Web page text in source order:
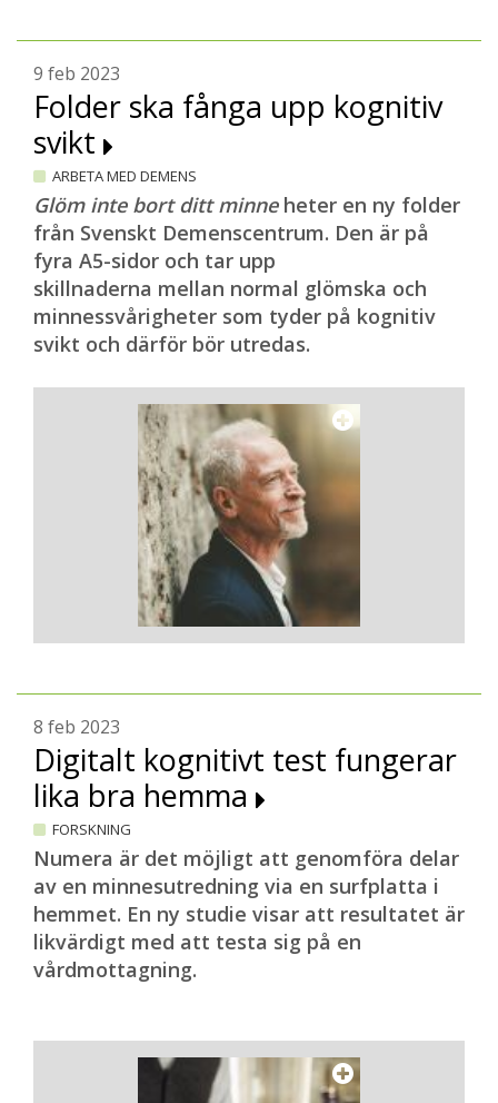
9 feb 2023
Folder ska fånga upp kognitiv
svikt
ARBETA MED DEMENS
Glöm inte bort ditt minneheter en ny folder
från Svenskt Demenscentrum. Den är på
fyra A5-sidor och tar upp
skillnaderna mellan normal glömska och
minnessvårigheter som tyder på kognitiv
svikt och därför bör utredas.
8 feb 2023
Digitalt kognitivt test fungerar
lika bra hemma
FORSKNING
Numera är det möjligt att genomföra delar
av en minnesutredning via en surfplatta i
hemmet. En ny studie visar att resultatet är
likvärdigt med att testa sig på en
vårdmottagning.